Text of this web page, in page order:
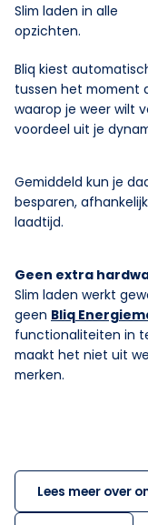
Slim laden in alle
opzichten.
Bliq kiest
tussen het moment
waarop je weer wilt
voordeel uit je
Gemiddeld kun je
besparen,
laadtijd.
Geen extra
Slim laden werkt
geen Bliq
functionaliteiten in
maakt het niet uit
merken.
Lees meer over